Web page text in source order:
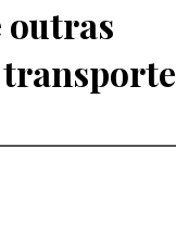
outras